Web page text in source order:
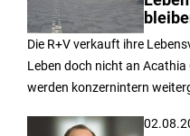
Die R+V verkauft ihre
Leben doch nicht an
werden konzernintern